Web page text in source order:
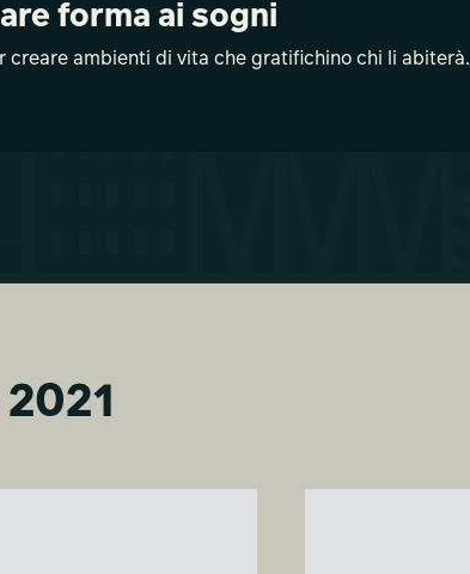
forma ai sogni
creare ambienti di vita che gratifichino chi li abiterà.